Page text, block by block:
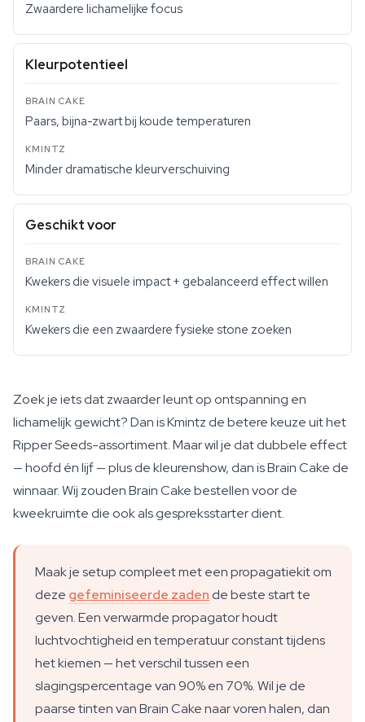
Zwaardere lichamelijke focus
Kleurpotentieel
Paars, bijna-zwart bij koude temperaturen
Minder dramatische kleurverschuiving
Geschikt voor
Kwekers die visuele impact + gebalanceerd effect willen
Kwekers die een zwaardere fysieke stone zoeken
Zoek je iets dat zwaarder leunt op ontspanning en
lichamelijk gewicht? Dan is Kmintz de betere keuze uit het
Ripper Seeds-assortiment. Maar wil je dat dubbele effect
— hoofd én lijf — plus de kleurenshow, dan is Brain Cake de
winnaar. Wij zouden Brain Cake bestellen voor de
kweekruimte die ook als gespreksstarter dient.
Maak je setup compleet met een propagatiekit om
deze gefeminiseerde zaden de beste start te
geven. Een verwarmde propagator houdt
luchtvochtigheid en temperatuur constant tijdens
het kiemen — het verschil tussen een
slagingspercentage van 90% en 70%. Wil je de
paarse tinten van Brain Cake naar voren halen, dan